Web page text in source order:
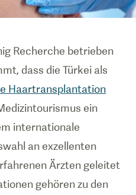
Recherche betrieben
dass die Türkei als
Haartransplantation
ein
internationale
an exzellenten
Ärzten geleitet
gehören zu den